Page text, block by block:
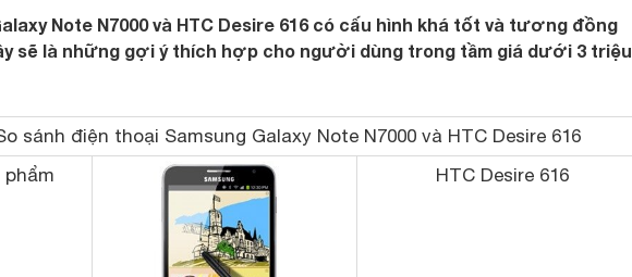
Note N7000 và HTC Desire 616 có cấu hình khá tốt và tương đồng
sẽ là những gợi ý thích hợp cho người dùng trong tầm giá dưới 3 triệu
sánh điện thoại Samsung Galaxy Note N7000 và HTC Desire 616
phẩm
HTC Desire 616